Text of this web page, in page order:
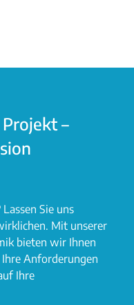
–
Sie uns
Mit unserer
bieten wir Ihnen
Anforderungen
Ihre